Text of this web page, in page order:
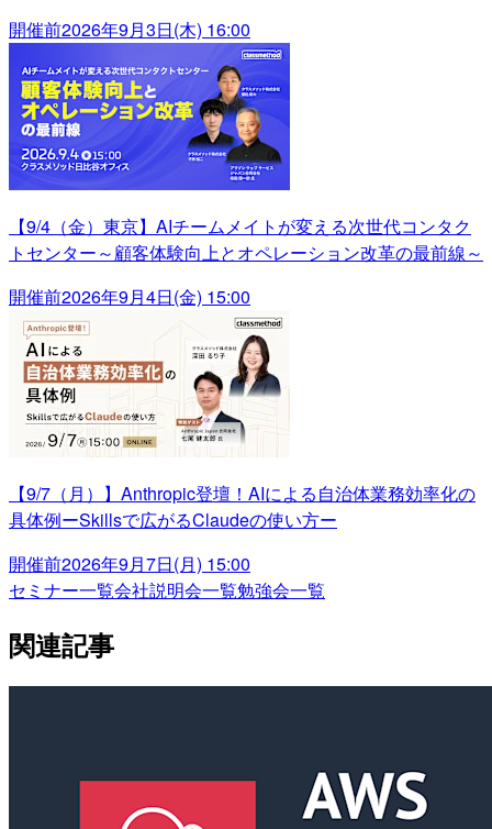
開催前2026年9月3日(木) 16:00
【9/4（金）東京】AIチームメイトが変える次世代コンタク
トセンター～顧客体験向上とオペレーション改革の最前線～
開催前2026年9月4日(金) 15:00
【9/7（月）】Anthropic登壇！AIによる自治体業務効率化の
具体例ーSkillsで広がるClaudeの使い方ー
開催前2026年9月7日(月) 15:00
セミナー一覧会社説明会一覧勉強会一覧
関連記事